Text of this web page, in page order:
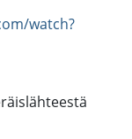
watch?